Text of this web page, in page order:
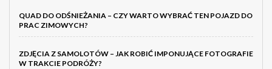
QUAD DO ODŚNIEŻANIA – CZY WARTO WYBRAĆ TEN POJAZD DO
PRAC ZIMOWYCH?
ZDJĘCIA Z SAMOLOTÓW – JAK ROBIĆ IMPONUJĄCE FOTOGRAFIE
W TRAKCIE PODRÓŻY?